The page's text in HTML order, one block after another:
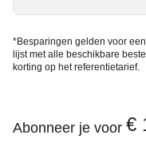
*Besparingen gelden voor
lijst met alle beschikbare
korting op het referentietarief.
Abonneer je voor €